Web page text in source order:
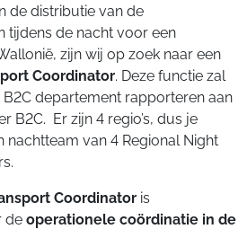
de distributie van de
tijdens de nacht voor een
zijn wij op zoek naar een
Coordinator. Deze functie zal
B2C departement rapporteren aan
B2C. Er zijn 4 regio’s, dus je
nachtteam van 4 Regional Night
Coordinator is
de operationele coördinatie in de